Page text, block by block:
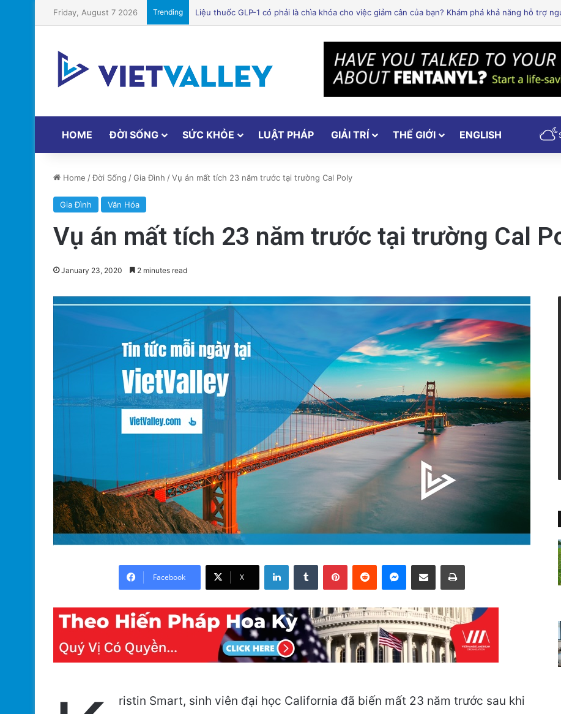
Friday, August 7 2026 Trending Bệnh viện Silicon Valley: Một trong những cơ sở y tế hàng đầu tại Mỹ
HOME ĐỜI SỐNG SỨC KHỎE LUẬT PHÁP GIẢI TRÍ THẾ GIỚI ENGLISH
Home /Đời Sống /Gia Đình /Vụ án mất tích 23 năm trước tại trường Cal Poly
Gia Đình Văn Hóa
Vụ án mất tích 23 năm trước tại trường Cal
January 23, 2020 2 minutes read
Facebook X
LinkedInTumblr PinterestReddit Messenger
Share via Email Print
ristin Smart, sinh viên đại học California đã biến mất 23 năm trước sau khi